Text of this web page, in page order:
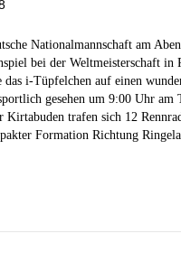
Nationalmannschaft am
bei der Weltmeisterschaft in
das i-Tüpfelchen auf einen
gesehen um 9:00 Uhr
Kirtabuden trafen sich 12
Formation Richtung